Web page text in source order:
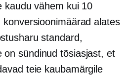
kaudu vähem kui 10
konversioonimäärad alates
standard,
on sündinud tõsiasjast, et
teie kaubamärgile